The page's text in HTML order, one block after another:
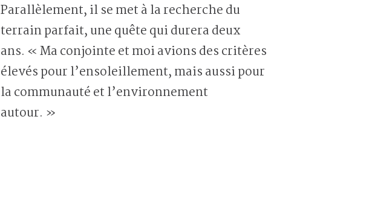
Parallèlement, il se met à la recherche du
terrain parfait, une quête qui durera deux
ans. « Ma conjointe et moi avionsdes critères
élevés pour l’ensoleillement, mais aussi pour
la communauté et l’environnement
autour. »